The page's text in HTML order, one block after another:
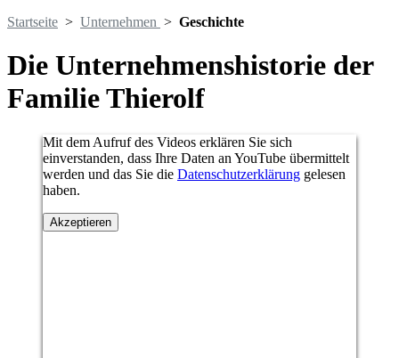
Startseite > Unternehmen > Geschichte
Die Unternehmenshistorie der
Familie Thierolf
Mit dem Aufruf des Videos erklären Sie sich
einverstanden, dass Ihre Daten an YouTube übermittelt
werden und das Sie die Datenschutzerklärung gelesen
haben.